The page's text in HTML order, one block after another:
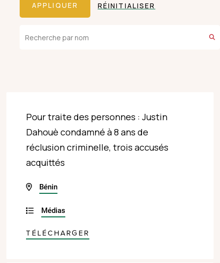
RÉINITIALISER
Pour traite des personnes : Justin
Dahouè condamné à 8 ans de
réclusion criminelle, trois accusés
acquittés
Bénin
Médias
TÉLÉCHARGER